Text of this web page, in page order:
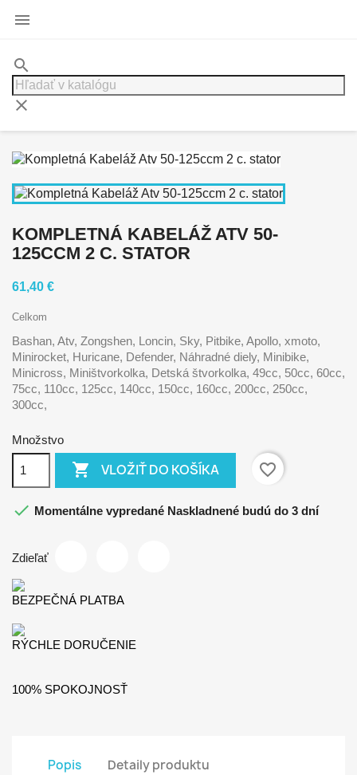

search
clear
KOMPLETNÁ KABELÁŽ ATV 50-
125CCM 2 C. STATOR
61,40 €
Celkom
Bashan, Atv, Zongshen, Loncin, Sky, Pitbike, Apollo, xmoto,
Minirocket, Huricane, Defender, Náhradné diely, Minibike,
Minicross, Miništvorkolka, Detská štvorkolka, 49cc, 50cc, 60cc,
75cc, 110cc, 125cc, 140cc, 150cc, 160cc, 200cc, 250cc,
300cc,
Množstvo
 VLOŽIŤ DO KOŠÍKA favorite_border
 Momentálne vypredané Naskladnené budú do 3 dní
Zdieľať
BEZPEČNÁ PLATBA
RÝCHLE DORUČENIE
100% SPOKOJNOSŤ
Popis Detaily produktu